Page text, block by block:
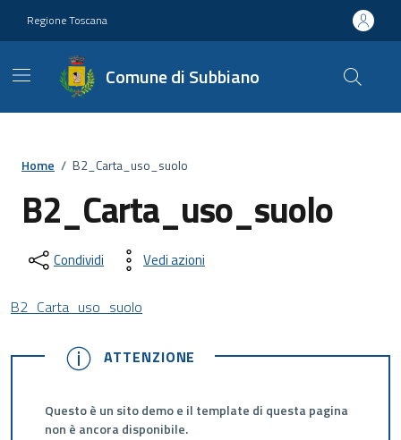
Regione Toscana
Comune di Subbiano
Home / B2_Carta_uso_suolo
B2_Carta_uso_suolo
Condividi Vedi azioni
B2_Carta_uso_suolo
ATTENZIONE
ATTENZIONE
Questo è un sito demo e il template di questa pagina
non è ancora disponibile.